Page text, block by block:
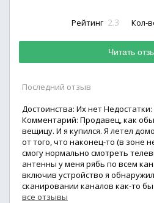
Рейтинг 2.3 Кол-
Читать
Последний отзыв
Достоинства: Их нет
Комментарий: Продавец, как
вещицу. И я купился. Я летел
от того, что наконец-то (в зоне
смогу нормально смотреть
антенны у меня рябь по всем
включив устройство я
сканировании каналов как-то
все отзывы